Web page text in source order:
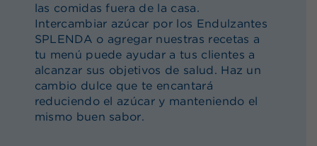
las comidas fuera de la casa.
Intercambiar azúcar por los Endulzantes
SPLENDA o agregar nuestras recetas a
tu menú puede ayudar a tus clientes a
alcanzar sus objetivos de salud. Haz un
cambio dulce que te encantará
reduciendo el azúcar y manteniendo el
mismo buen sabor.